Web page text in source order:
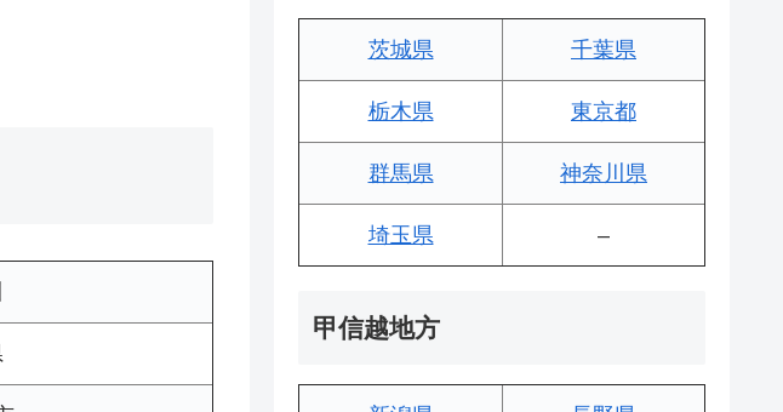
茨城県 千葉県
栃木県 東京都
群馬県 神奈川県
埼玉県 –
甲信越地方